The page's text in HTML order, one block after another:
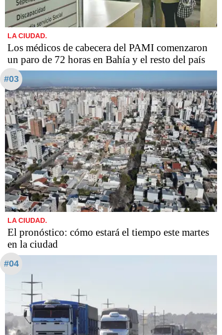
LA CIUDAD.
Los médicos de cabecera del PAMI comenzaron
un paro de 72 horas en Bahía y el resto del país
#03
LA CIUDAD.
El pronóstico: cómo estará el tiempo este martes
en la ciudad
#04